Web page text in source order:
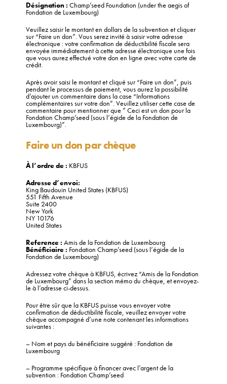
Désignation : Champ’seed Foundation (under the aegis of
Fondation de Luxembourg)
Veuillez saisir le montant en dollars de la subvention et cliquer
sur “Faire un don”. Vous serez invité à saisir votre adresse
électronique : votre confirmation de déductibilité fiscale sera
envoyée immédiatement à cette adresse électronique une fois
que vous aurez effectué votre don en ligne avec votre carte de
crédit.
Après avoir saisi le montant et cliqué sur “Faire un don”, puis
pendant le processus de paiement, vous aurez la possibilité
d’ajouter un commentaire dans la case “Informations
complémentaires sur votre don”. Veuillez utiliser cette case de
commentaire pour mentionner que ” Ceci est un don pour la
Fondation Champ’seed (sous l’égide de la Fondation de
Luxembourg)”.
Faire un don par chèque
À l’ordre de: KBFUS
Adresse d’envoi:
King Baudouin United States (KBFUS)
551 Fifth Avenue
Suite 2400
New York
NY 10176
United States
Reference : Amis de la Fondation de Luxembourg
Bénéficiaire : Fondation Champ’seed (sous l’égide de la
Fondation de Luxembourg)
Adressez votre chèque à KBFUS, écrivez “Amis de la Fondation
de Luxembourg” dans la section mémo du chèque, et envoyez-
le à l’adresse ci-dessus.
Pour être sûr que la KBFUS puisse vous envoyer votre
confirmation de déductibilité fiscale, veuillez envoyer votre
chèque accompagné d’une note contenant les informations
suivantes :
– Nom et pays du bénéficiaire suggéré : Fondation de
Luxembourg
– Programme spécifique à financer avec l’argent de la
subvention : Fondation Champ’seed